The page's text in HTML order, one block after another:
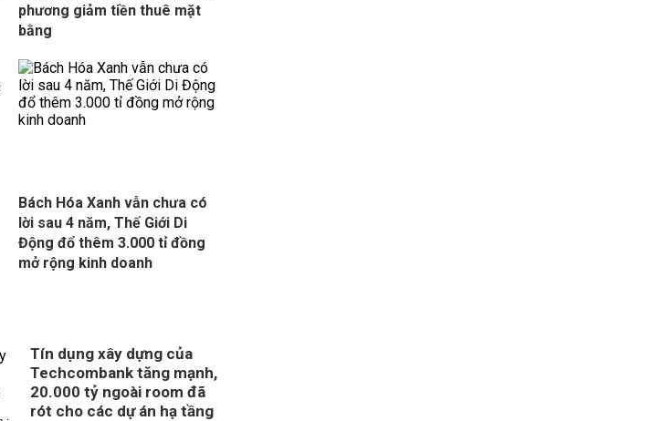
phương giảm tiền thuê mặt
bằng
Bách Hóa Xanh vẫn chưa có
lời sau 4 năm, Thế Giới Di
Động đổ thêm 3.000 tỉ đồng
mở rộng kinh doanh
Tín dụng xây dựng của
Techcombank tăng mạnh,
20.000 tỷ ngoài room đã
rót cho các dự án hạ tầng